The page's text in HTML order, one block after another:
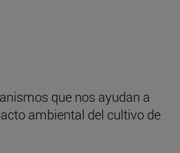
que nos ayudan a
ambiental del cultivo de